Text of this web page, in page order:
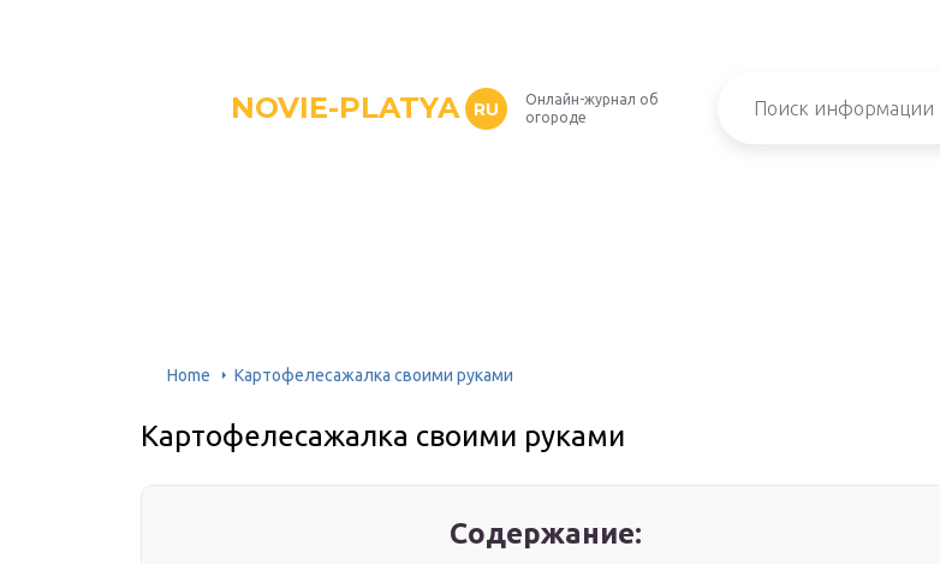
NOVIE-PLATYA RU
Онлайн-журнал об
огороде
Home Картофелесажалка своими руками
Картофелесажалка своими руками
Содержание: